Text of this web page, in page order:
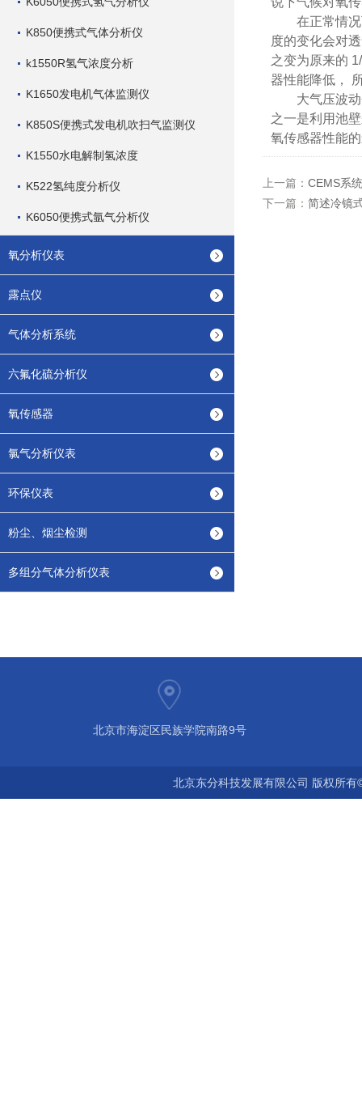
K850便携式气体分析仪
k1550R氢气浓度分析
K1650发电机气体监测仪
K850S便携式发电机吹扫气监测仪
K1550水电解制氢浓度
K522氢纯度分析仪
K6050便携式氩气分析仪
氧分析仪表
露点仪
气体分析系统
六氟化硫分析仪
氧传感器
氯气分析仪表
环保仪表
粉尘、烟尘检测
多组分气体分析仪表
在正常情况下
度的变化会对
之变为原来的
器性能降低，
大气压波动会
之一是利用池
氧传感器性能
上一篇： CEMS系
下一篇： 简述冷镜
北京市海淀区民族学院南路9号
北京东分科技发展有限公司 版权所